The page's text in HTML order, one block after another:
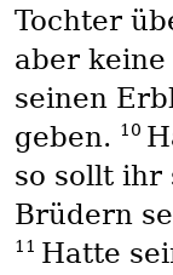
Tochter
aber
seinen
geben. 10
so sollt ihr
Brüdern
11 Hatte